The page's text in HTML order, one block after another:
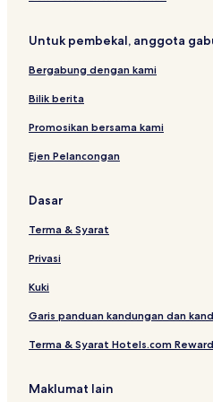
a
h
o
n
g
F
n
u
s
e
e
Untuk pembekal, anggota
Bergabung dengan kami
Bilik berita
Promosikan bersama kami
Ejen Pelancongan
Dasar
Terma & Syarat
Privasi
Kuki
Garis panduan kandungan dan
Terma & Syarat Hotels.com
Maklumat lain